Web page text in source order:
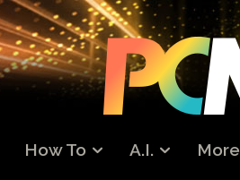
How To A.I. More